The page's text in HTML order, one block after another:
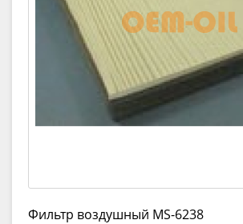
Фильтр воздушный MS-6238